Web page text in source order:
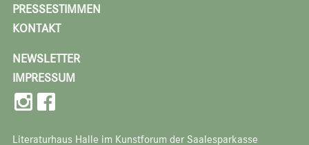
PRESSESTIMMEN
KONTAKT
NEWSLETTER
IMPRESSUM
Literaturhaus Halle im Kunstforum der Saalesparkasse